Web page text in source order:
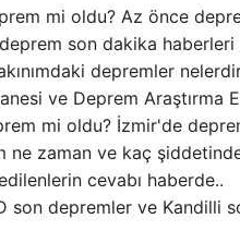
mi oldu? Az önce
son dakika
depremler
ve Deprem
mi oldu? İzmir'de
ne zaman ve kaç
cevabı haberde..
son depremler ve Kandilli